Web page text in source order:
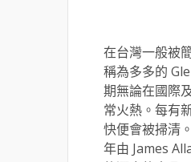
在台灣一般被
稱為多多的
期無論在國際
常火熱。每有
快便會被掃清
年由 James